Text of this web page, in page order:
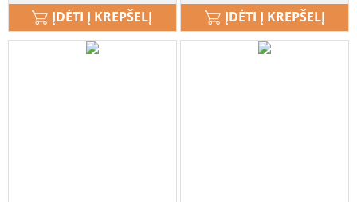
ĮDĖTI Į KREPŠELĮ ĮDĖTI Į KREPŠELĮ